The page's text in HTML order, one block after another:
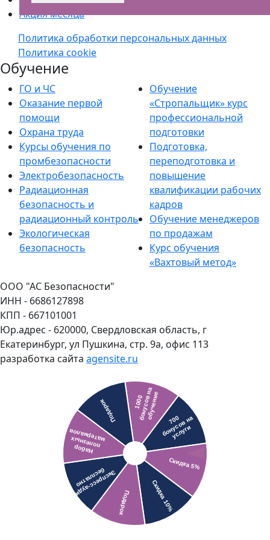
Акция месяца
Политика обработки персональных данных
Политика cookie
Обучение
ГО и ЧС
Оказание первой
помощи
Охрана труда
Курсы обучения по
промбезопасности
Электробезопасность
Радиационная
безопасность и
радиационный контроль
Экологическая
безопасность
Обучение
«Стропальщик» курс
профессиональной
подготовки
Подготовка,
переподготовка и
повышение
квалификации рабочих
кадров
Обучение менеджеров
по продажам
Курс обучения
«Вахтовый метод»
ООО "АС Безопасности"
ИНН - 6686127898
КПП - 667101001
Юр.адрес - 620000, Свердловская область, г
Екатеринбург, ул Пушкина, стр. 9а, офис 113
разработка сайта agensite.ru